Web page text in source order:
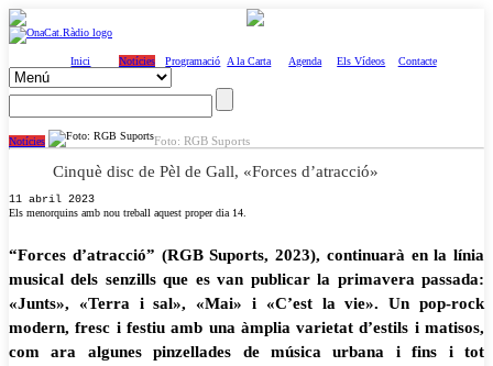
Inici Notícies Programació A la Carta Agenda Els Vídeos Contacte
Notícies Foto: RGB Suports
Cinquè disc de Pèl de Gall, «Forces d’atracció»
11 abril 2023
Els menorquins amb nou treball aquest proper dia 14.
“Forces d’atracció” (RGB Suports, 2023), continuarà en la línia
musical dels senzillsque es van publicar la primavera passada:
«Junts», «Terra i sal», «Mai»
i «C’est la vie».Un pop-rock
modern, fresc i festiu amb una àmplia varietat d’estils i matisos,
com ara algunes pinzellades de música urbana i fins i
tot